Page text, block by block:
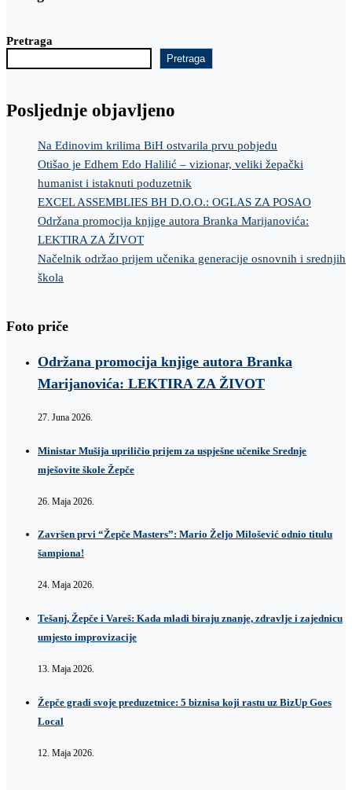
Pretraga
Pretraga
Posljednje objavljeno
Na Edinovim krilima BiH ostvarila prvu pobjedu
Otišao je Edhem Edo Halilić – vizionar, veliki žepački
humanist i istaknuti poduzetnik
EXCEL ASSEMBLIES BH D.O.O.: OGLAS ZA POSAO
Održana promocija knjige autora Branka Marijanovića:
LEKTIRA ZA ŽIVOT
Načelnik održao prijem učenika generacije osnovnih i srednjih
škola
Foto priče
Održana promocija knjige autora Branka
Marijanovića: LEKTIRA ZA ŽIVOT
27. Juna 2026.
Ministar Mušija upriličio prijem za uspješne učenike Srednje
mješovite škole Žepče
26. Maja 2026.
Završen prvi “Žepče Masters”: Mario Željo Milošević odnio titulu
šampiona!
24. Maja 2026.
Tešanj, Žepče i Vareš: Kada mladi biraju znanje, zdravlje i zajednicu
umjesto improvizacije
13. Maja 2026.
Žepče gradi svoje preduzetnice: 5 biznisa koji rastu uz BizUp Goes
Local
12. Maja 2026.